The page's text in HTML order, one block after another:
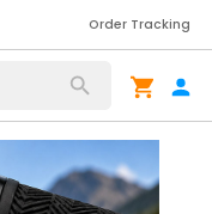
Order Tracking